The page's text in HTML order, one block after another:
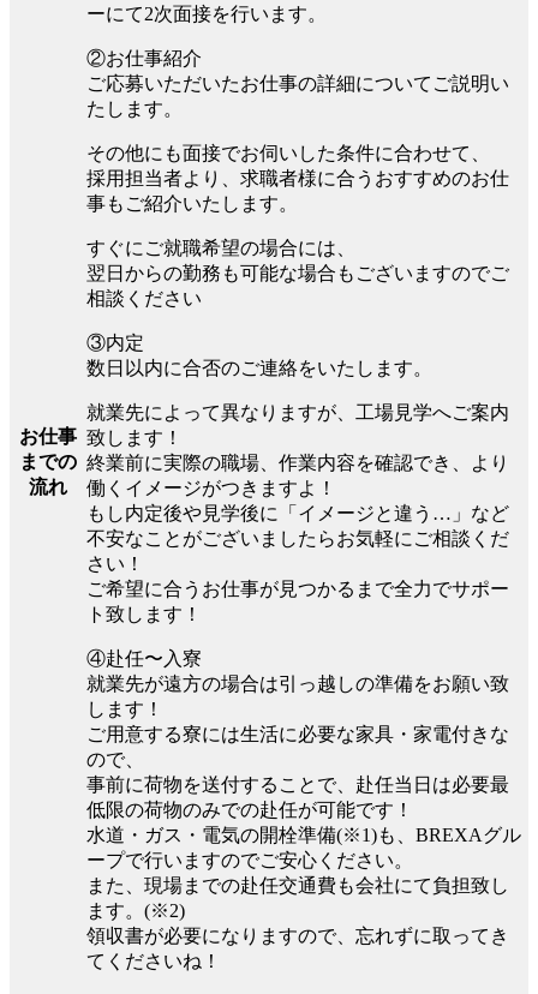
お仕事
までの
流れ
ーにて2次面接を行います。
②お仕事紹介
ご応募いただいたお仕事の詳細についてご説明い
たします。
その他にも面接でお伺いした条件に合わせて、
採用担当者より、求職者様に合うおすすめのお仕
事もご紹介いたします。
すぐにご就職希望の場合には、
翌日からの勤務も可能な場合もございますのでご
相談ください
③内定
数日以内に合否のご連絡をいたします。
就業先によって異なりますが、工場見学へご案内
致します！
終業前に実際の職場、作業内容を確認でき、より
働くイメージがつきますよ！
もし内定後や見学後に「イメージと違う…」など
不安なことがございましたらお気軽にご相談くだ
さい！
ご希望に合うお仕事が見つかるまで全力でサポー
ト致します！
④赴任〜入寮
就業先が遠方の場合は引っ越しの準備をお願い致
します！
ご用意する寮には生活に必要な家具・家電付きな
ので、
事前に荷物を送付することで、赴任当日は必要最
低限の荷物のみでの赴任が可能です！
水道・ガス・電気の開栓準備(※1)も、BREXAグル
ープで行いますのでご安心ください。
また、現場までの赴任交通費も会社にて負担致し
ます。(※2)
領収書が必要になりますので、忘れずに取ってき
てくださいね！